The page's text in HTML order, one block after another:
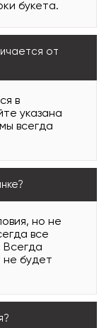
букета.
от
в
указана
всегда
но не
все
Всегда
не будет